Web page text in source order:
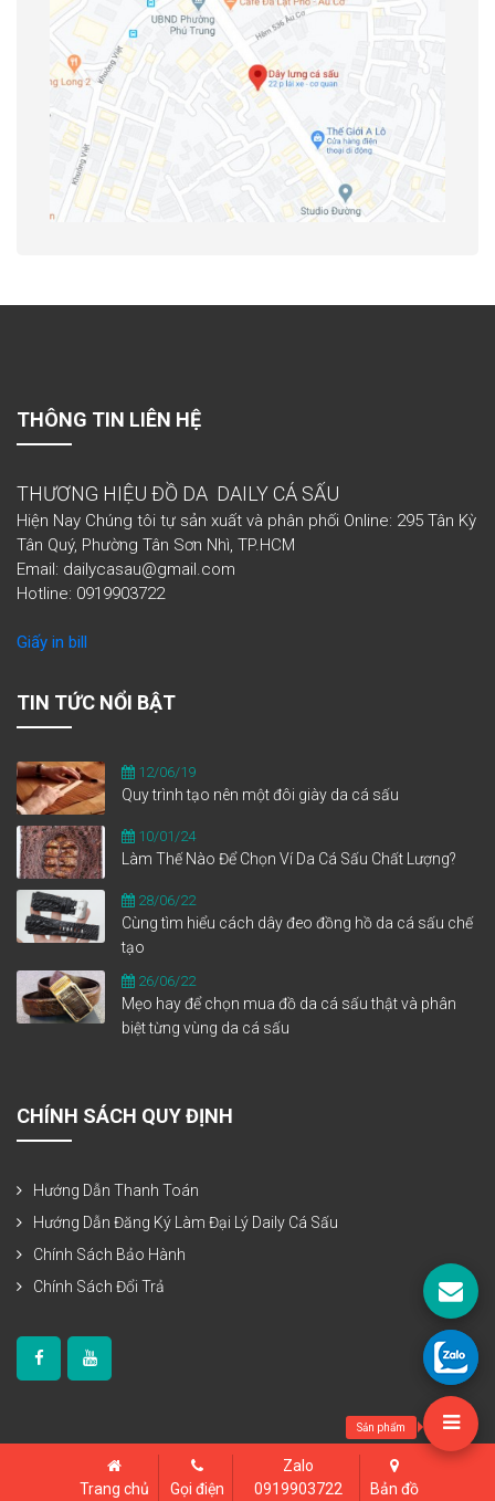
THÔNG TIN LIÊN HỆ
THƯƠNG HIỆU ĐỒ DA DAILY CÁ SẤU
Hiện Nay Chúng tôi tự sản xuất và phân phối Online: 295 Tân Kỳ
Tân Quý, Phường Tân Sơn Nhì, TP.HCM
Email: dailycasau@gmail.com
Hotline: 0919903722
Giấy in bill
TIN TỨC NỔI BẬT
12/06/19
Quy trình tạo nên một đôi giày da cá sấu
10/01/24
Làm Thế Nào Để Chọn Ví Da Cá Sấu Chất Lượng?
28/06/22
Cùng tìm hiểu cách dây đeo đồng hồ da cá sấu chế
tạo
26/06/22
Mẹo hay để chọn mua đồ da cá sấu thật và phân
biệt từng vùng da cá sấu
CHÍNH SÁCH QUY ĐỊNH
Hướng Dẫn Thanh Toán
Hướng Dẫn Đăng Ký Làm Đại Lý Daily Cá Sấu
Chính Sách Bảo Hành
Chính Sách Đổi Trả
Bản quyền thuộc www.dailycasau.vn
Trang chủ Gọi điện
Zalo
0919903722
Bản đồ
Sản phẩm